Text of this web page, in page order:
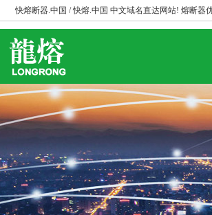
快熔断器.中国 / 快熔.中国 中文域名直达网站! 熔断器